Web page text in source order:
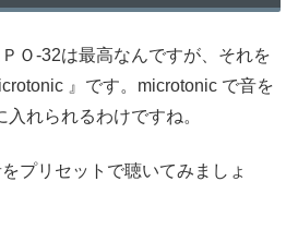
Ｏ-32は最高なんですが、それを
』です。microtonic で音を
れられるわけですね。
プリセットで聴いてみましょ